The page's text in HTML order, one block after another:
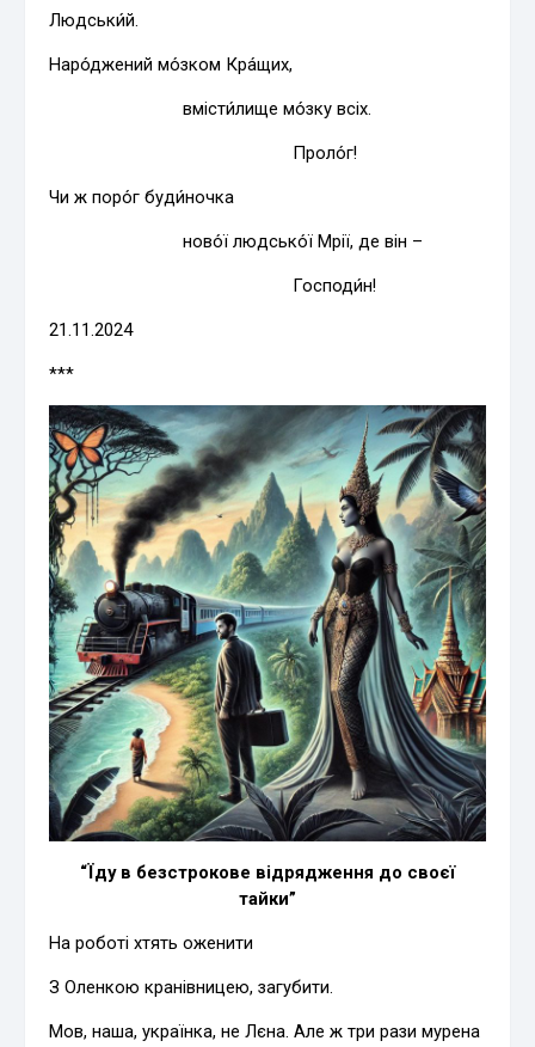
Людськи́й.
Наро́джений мо́зком Кра́щих,
вмісти́лище мо́зку всіх.
Проло́г!
Чи ж поро́г буди́ночка
ново́ї людсько́ї Мрії, де він –
Господи́н!
21.11.2024
***
“Їду в безстрокове відрядження до своєї
тайки”
На роботі хтять оженити
З Оленкою кранівницею, загубити.
Мов, наша, українка, не Лєна. Але ж три рази мурена